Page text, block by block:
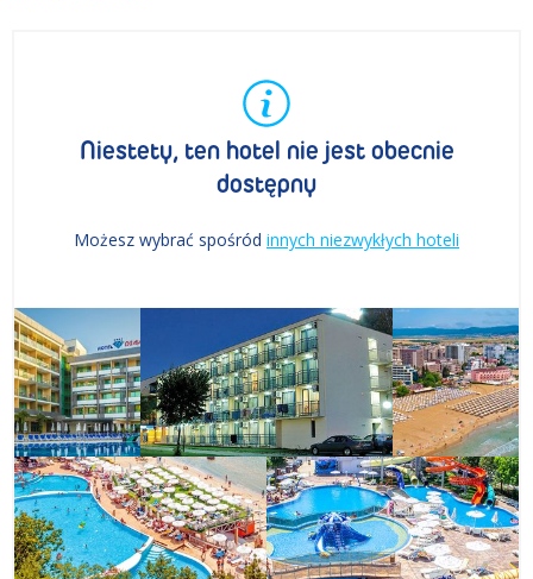
Niestety, ten hotel nie jest obecnie
dostępny
Możesz wybrać spośród innych niezwykłych hoteli